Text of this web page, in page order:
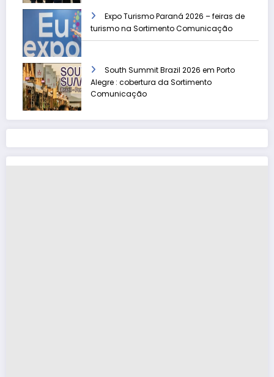
Expo Turismo Paraná 2026 – feiras de
turismo na Sortimento Comunicação
South Summit Brazil 2026 em Porto
Alegre : cobertura da Sortimento
Comunicação